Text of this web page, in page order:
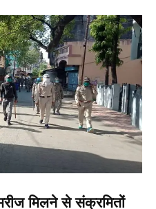
मिलने से संक्रमितों